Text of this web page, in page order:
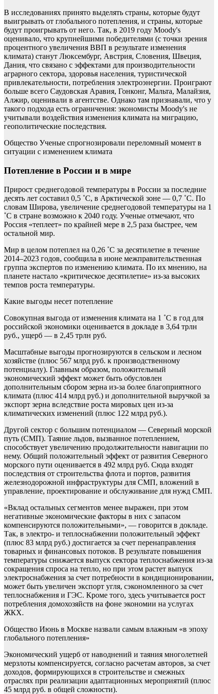
В исследованиях принято выделять страны, которые будут
выигрывать от глобального потепления, и страны, которые
будут проигрывать от него. Так, в 2019 году Moody's
оценивало, что крупнейшими победителями (с точки зрения
процентного увеличения ВВП в результате изменения
климата) станут Люксембург, Австрия, Словения, Швеция,
Дания, что связано с эффектами для производительности
аграрного сектора, здоровья населения, туристической
привлекательности, потребления электроэнергии. Проиграют
больше всего Саудовская Аравия, Гонконг, Мальта, Малайзия,
Алжир, оценивали в агентстве. Однако там признавали, что у
такого подхода есть ограничения: экономисты Moody's не
учитывали воздействия изменения климата на миграцию,
геополитические последствия.
Общество Ученые спрогнозировали переломный момент в
ситуации с изменением климата
Потепление в России и в мире
Прирост среднегодовой температуры в России за последние
десять лет составил 0,5 ˚С, в Арктической зоне — 0,7 ˚С. По
словам Широва, увеличение среднегодовой температуры на 1
˚С в стране возможно к 2040 году. Ученые отмечают, что
Россия «теплеет» по крайней мере в 2,5 раза быстрее, чем
остальной мир.
Мир в целом потеплел на 0,26 ˚С за десятилетие в течение
2014–2023 годов, сообщила в июне межправительственная
группа экспертов по изменению климата. По их мнению, на
планете настало «критическое десятилетие» из-за высоких
темпов роста температуры.
Какие выгоды несет потепление
Совокупная выгода от изменения климата на 1 ˚С в год для
российской экономики оценивается в докладе в 3,64 трлн
руб., ущерб — в 2,45 трлн руб.
Масштабные выгоды прогнозируются в сельском и лесном
хозяйстве (плюс 567 млрд руб. к производственному
потенциалу). Главным образом, положительный
экономический эффект может быть обусловлен
дополнительным сбором зерна из-за более благоприятного
климата (плюс 414 млрд руб.) и дополнительной выручкой за
экспорт зерна вследствие роста мировых цен из-за
климатических изменений (плюс 122 млрд руб.).
Другой сектор с большим потенциалом — Северный морской
путь (СМП). Таяние льдов, вызванное потеплением,
способствует увеличению продолжительности навигации по
нему. Общий положительный эффект от развития Северного
морского пути оценивается в 492 млрд руб. Сюда входят
последствия от строительства флота и портов, развития
железнодорожной инфраструктуры для СМП, вложений в
управление, проектирование и обслуживание для нужд СМП.
«Вклад остальных сегментов менее выражен, при этом
негативные экономические факторы в них с запасом
компенсируются положительными», — говорится в докладе.
Так, в электро- и теплоснабжении положительный эффект
(плюс 83 млрд руб.) достигается за счет перенаправления
товарных и финансовых потоков. В результате повышения
температуры снижается выпуск сектора теплоснабжения из-за
сокращения спроса на тепло, но при этом растет выпуск
электроснабжения за счет потребности в кондиционировании,
может быть увеличен экспорт угля, сэкономленного за счет
теплоснабжения и ГЭС. Кроме того, здесь учитывается рост
потребления домохозяйств на фоне экономии на услугах
ЖКХ.
Общество Июнь в Москве назвали самым влажным «в эпоху
глобального потепления»
Экономический ущерб от наводнений и таяния многолетней
мерзлоты компенсируется, согласно расчетам авторов, за счет
доходов, формирующихся в строительстве и смежных
отраслях при реализации адаптационных мероприятий (плюс
45 млрд руб. в общей сложности).